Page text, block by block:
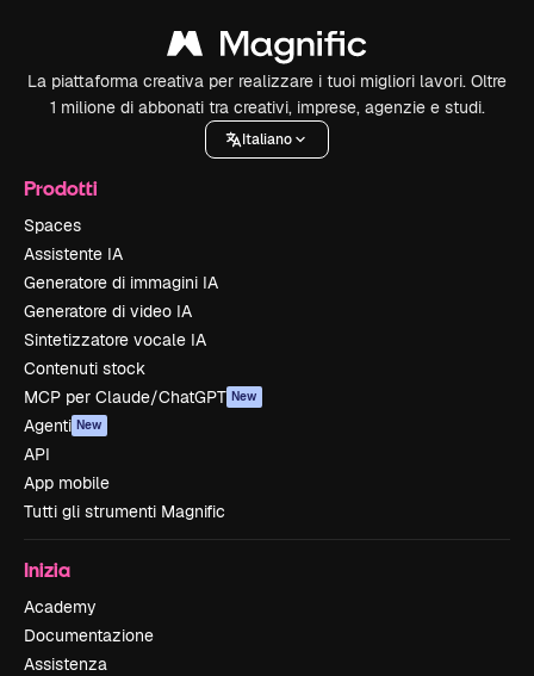
La piattaforma creativa per realizzare i tuoi migliori lavori. Oltre
1 milione di abbonati tra creativi, imprese, agenzie e studi.
Italiano
Prodotti
Spaces
Assistente IA
Generatore di immagini IA
Generatore di video IA
Sintetizzatore vocale IA
Contenuti stock
MCP per Claude/ChatGPT New
Agenti New
API
App mobile
Tutti gli strumenti Magnific
Inizia
Academy
Documentazione
Assistenza